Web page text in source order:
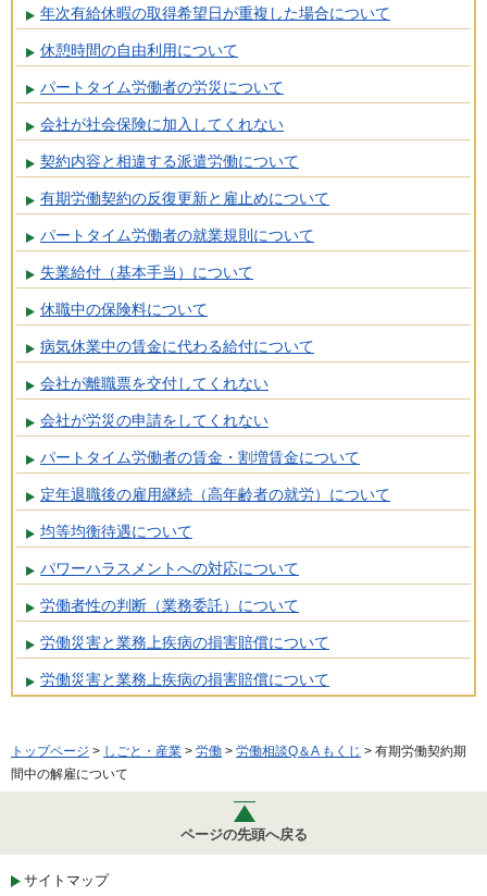
年次有給休暇の取得希望日が重複した場合について
休憩時間の自由利用について
パートタイム労働者の労災について
会社が社会保険に加入してくれない
契約内容と相違する派遣労働について
有期労働契約の反復更新と雇止めについて
パートタイム労働者の就業規則について
失業給付（基本手当）について
休職中の保険料について
病気休業中の賃金に代わる給付について
会社が離職票を交付してくれない
会社が労災の申請をしてくれない
パートタイム労働者の賃金・割増賃金について
定年退職後の雇用継続（高年齢者の就労）について
均等均衡待遇について
パワーハラスメントへの対応について
労働者性の判断（業務委託）について
労働災害と業務上疾病の損害賠償について
労働災害と業務上疾病の損害賠償について
トップページ > しごと・産業 > 労働 > 労働相談Q＆A もくじ > 有期労働契約期
間中の解雇について
ページの先頭へ戻る
サイトマップ